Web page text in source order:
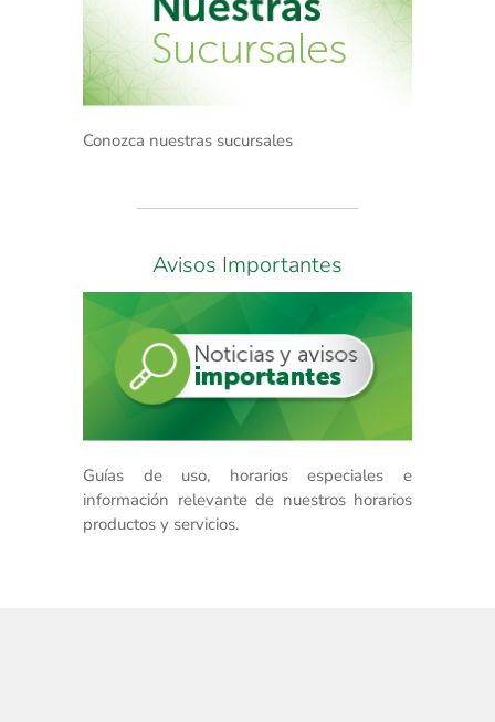
Conozca nuestras sucursales
Avisos Importantes
Guías de uso, horarios especiales e
información relevante de nuestros horarios
productos y servicios.